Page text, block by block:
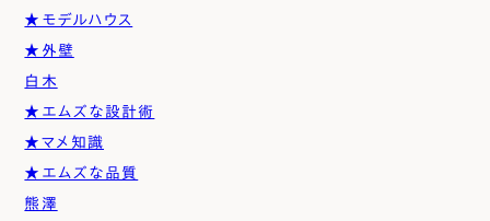
★モデルハウス
★外壁
白木
★エムズな設計術
★マメ知識
★エムズな品質
熊澤